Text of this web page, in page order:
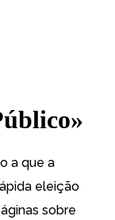
a que a
eleição
sobre